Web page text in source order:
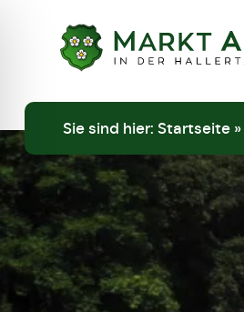
Sie sind hier: Startseite »